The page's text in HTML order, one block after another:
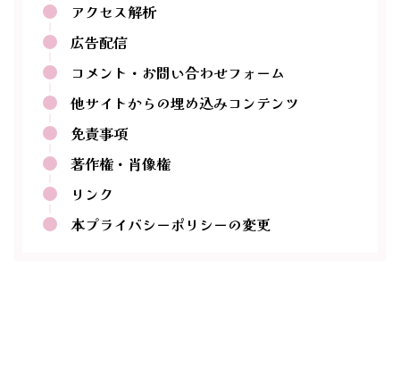
アクセス解析
広告配信
コメント・お問い合わせフォーム
他サイトからの埋め込みコンテンツ
免責事項
著作権・肖像権
リンク
本プライバシーポリシーの変更